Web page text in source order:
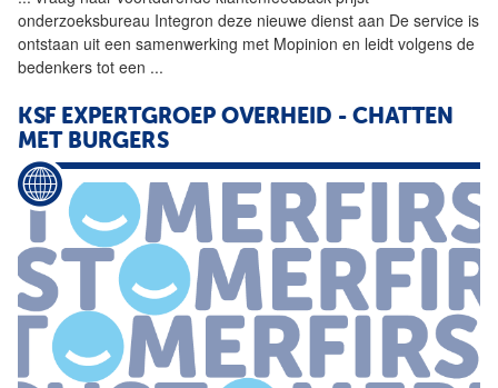
onderzoeksbureau Integron deze nieuwe dienst aan De service is
ontstaan uit een samenwerking met Mopinion en leidt volgens de
bedenkers tot een ...
KSF EXPERTGROEP OVERHEID - CHATTEN
MET BURGERS